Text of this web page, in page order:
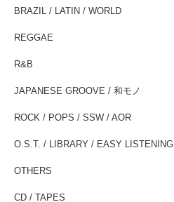
BRAZIL / LATIN / WORLD
REGGAE
R&B
JAPANESE GROOVE / 和モノ
ROCK / POPS / SSW / AOR
O.S.T. / LIBRARY / EASY LISTENING
OTHERS
CD / TAPES